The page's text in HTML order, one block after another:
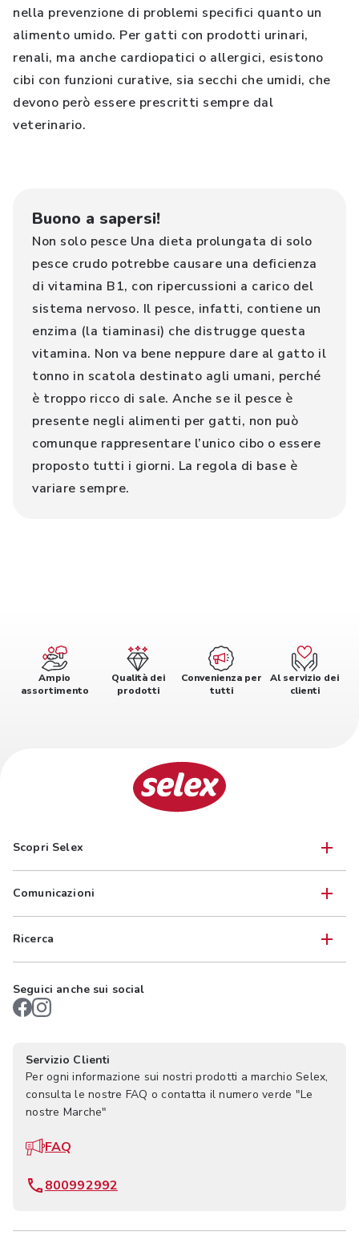
nella prevenzione di problemi specifici quanto un
alimento umido. Per gatti con prodotti urinari,
renali, ma anche cardiopatici o allergici, esistono
cibi con funzioni curative, sia secchi che umidi, che
devono però essere prescritti sempre dal
veterinario.
Buono a sapersi!
Non solo pesce Una dieta prolungata di solo
pesce crudo potrebbe causare una deficienza
di vitamina B1, con ripercussioni a carico del
sistema nervoso. Il pesce, infatti, contiene un
enzima (la tiaminasi) che distrugge questa
vitamina. Non va bene neppure dare al gatto il
tonno in scatola destinato agli umani, perché
è troppo ricco di sale. Anche se il pesce è
presente negli alimenti per gatti, non può
comunque rappresentare l’unico cibo o essere
proposto tutti i giorni. La regola di base è
variare sempre.
Ampio
assortimento
Qualità dei
prodotti
Convenienza per
tutti
Al servizio dei
clienti
Scopri Selex
Comunicazioni
Ricerca
Seguici anche sui social
Servizio Clienti
Per ogni informazione sui nostri prodotti a marchio Selex,
consulta le nostre FAQ o contatta il numero verde "Le
nostre Marche"
FAQ
800992992